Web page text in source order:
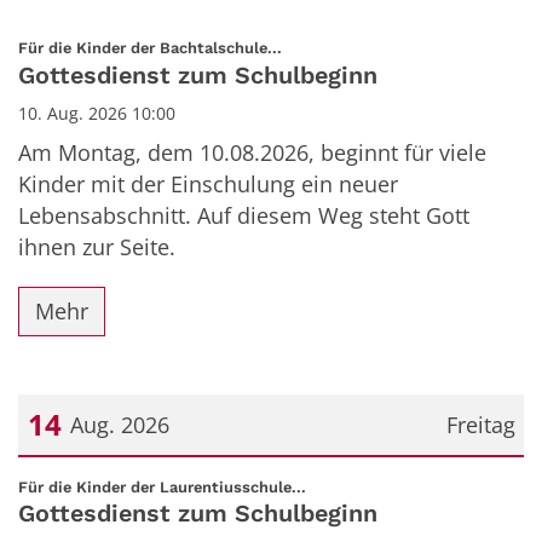
Für die Kinder der Bachtalschule...
Gottesdienst zum Schulbeginn
10. Aug. 2026 10:00
Am Montag, dem 10.08.2026, beginnt für viele
Kinder mit der Einschulung ein neuer
Lebensabschnitt. Auf diesem Weg steht Gott
ihnen zur Seite.
Mehr
Freitag
14 Aug. 2026
Datum: 14. August 2026
Für die Kinder der Laurentiusschule...
Gottesdienst zum Schulbeginn